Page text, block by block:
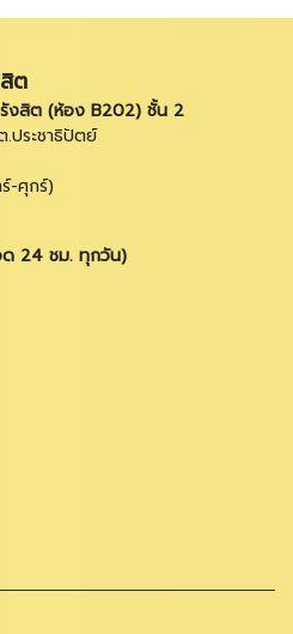
ต
งสิต (ห้อง B202) ชั้น 2
ประชาธิปัตย์
-ศุกร์)
24 ชม. ทุกวัน)